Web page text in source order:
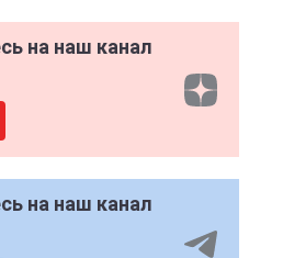
на наш канал
на наш канал